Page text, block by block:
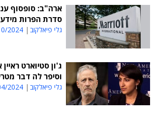
ארה"ב: סופסוף
סדרת הפרות
גלי פיאלקוב 15:51
וסיפר לה דבר
גלי פיאלקוב 15:25